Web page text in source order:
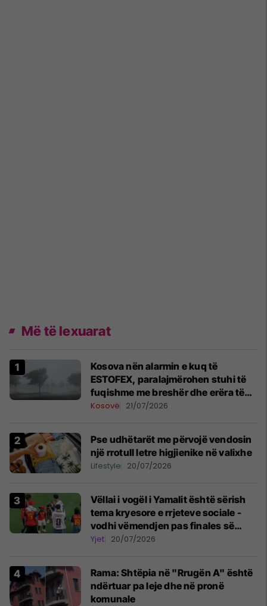
Më të lexuarat
Kosova nën alarmin e kuq të
ESTOFEX, paralajmërohen stuhi të
fuqishme me breshër dhe erëra të
forta
Kosovë 21/07/2026
Pse udhëtarët me përvojë vendosin
një rrotull letre higjienike në valixhe
Lifestyle 20/07/2026
Vëllai i vogël i Yamalit është sërish
tema kryesore e rrjeteve sociale -
vodhi vëmendjen pas finales së
Kupës së Botës
Yjet 20/07/2026
Rama: Shtëpia në "Rrugën A" është
ndërtuar pa leje dhe në pronë
komunale